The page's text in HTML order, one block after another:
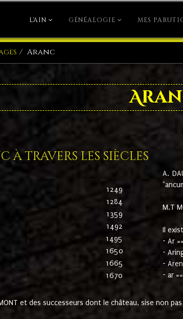
L'AIN GÉNÉALOGIE MES
Aranc
à travers les siècles
1249
1284
1359
1492
1495
1650
1665
1670
A.
M.T
Il
- Ar
-
-
- ar
et des successeurs dont le château, sise non